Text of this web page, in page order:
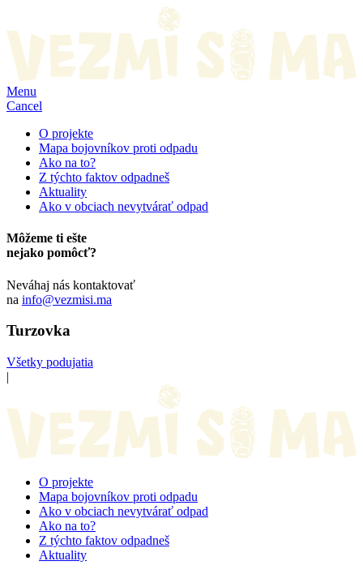
Menu
Cancel
O projekte
Mapa bojovníkov proti odpadu
Ako na to?
Z týchto faktov odpadneš
Aktuality
Ako v obciach nevytvárať odpad
Môžeme ti ešte
nejako pomôcť?
Neváhaj nás kontaktovať
na info@vezmisi.ma
Turzovka
Všetky podujatia
|
O projekte
Mapa bojovníkov proti odpadu
Ako v obciach nevytvárať odpad
Ako na to?
Z týchto faktov odpadneš
Aktuality